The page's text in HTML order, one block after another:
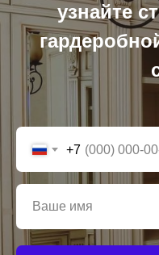
узнайте
+7